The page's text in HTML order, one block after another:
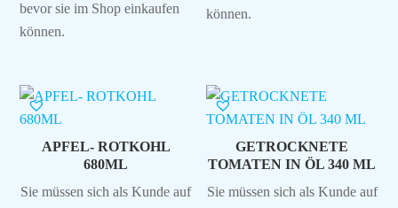
bevor sie im Shop einkaufen
können.
können.
APFEL- ROTKOHL
680ML
Sie müssen sich als Kunde auf
GETROCKNETE
TOMATEN IN ÖL 340 ML
Sie müssen sich als Kunde auf